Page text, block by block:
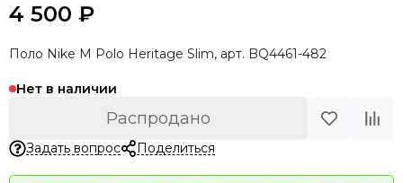
4 500 ₽
Поло Nike M Polo Heritage Slim, арт. BQ4461-482
Нет в наличии
Распродано
Задать вопрос Поделиться